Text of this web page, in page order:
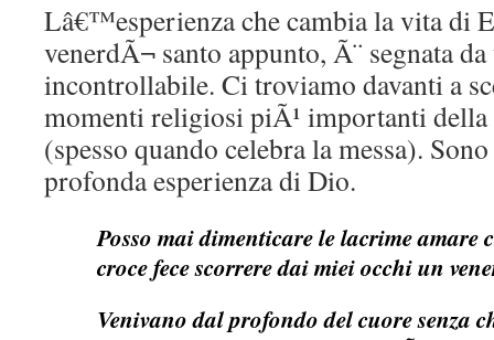
Lâ€™esperienza che cambia la vita di
venerdÃ¬ santo appunto, Ã¨ segnata
incontrollabile. Ci troviamo davanti a
momenti religiosi piÃ¹ importanti
(spesso quando celebra la messa).
profonda esperienza di Dio.
Posso mai dimenticare le lacrime amare
croce fece scorrere dai miei occhi un
Venivano dal profondo del cuore senza